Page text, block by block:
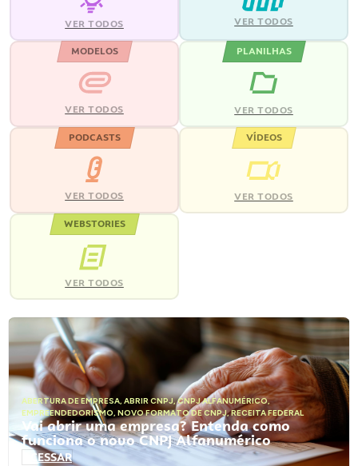
VER TODOS VER TODOS
MODELOS
VER TODOS
PLANILHAS
VER TODOS
PODCASTS
VER TODOS
VÍDEOS
VER TODOS
WEBSTORIES
VER TODOS
ABERTURA DE EMPRESA, ABRIR CNPJ,CNPJ ALFANUMÉRICO,
EMPREENDEDORISMO, NOVO FORMATO DE CNPJ,RECEITA FEDERAL
Vai abrir uma empresa? Entenda como
funciona o novo CNPJ Alfanumérico
ACESSAR